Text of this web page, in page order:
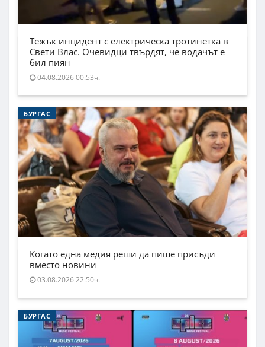
Тежък инцидент с електрическа тротинетка в
Свети Влас. Очевидци твърдят, че водачът е
бил пиян
04.08.2026 00:53ч.
БУРГАС
Когато една медия реши да пише присъди
вместо новини
03.08.2026 22:50ч.
БУРГАС